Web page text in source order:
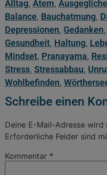
Alltag, Atem,
Balance, Bauchatmung,
Depressionen, Gedanken,
Gesundheit, Haltung,
Mindset, Pranayama,
Stress, Stressabbau,
Wohlbefinden,
Schreibe einen
Deine E-Mail-Adresse
Erforderliche Felder sind
Kommentar *